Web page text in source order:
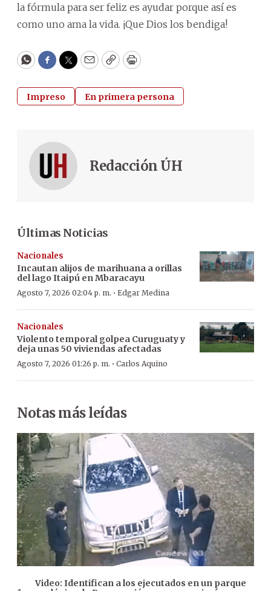
la fórmula para ser feliz es ayudar porque así es
como uno ama la vida. ¡Que Dios los bendiga!
WhatsApp
Facebook
Twitter
EmailCopyPrint
Impreso En primera persona
Redacción ÚH
Últimas Noticias
Nacionales
Incautan alijos de marihuana a orillas
del lago Itaipú en Mbaracayu
Agosto 7, 2026 02:04 p. m. · Edgar Medina
Nacionales
Violento temporal golpea Curuguaty y
deja unas 50 viviendas afectadas
Agosto 7, 2026 01:26 p. m. · Carlos Aquino
Notas más leídas
Video: Identifican a los ejecutados en un parque